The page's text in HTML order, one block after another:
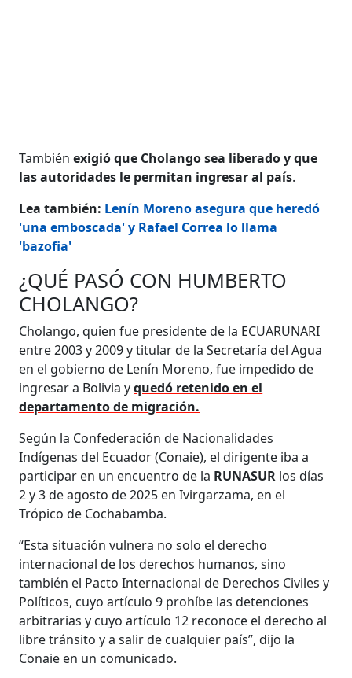
Tambiénexigió que Cholango sea liberado y que
las autoridades le permitan ingresar al país.
Lea también: Lenín Moreno asegura que heredó
'una emboscada' y Rafael Correa lo llama
'bazofia'
¿QUÉ PASÓ CON HUMBERTO
CHOLANGO?
Cholango, quien fue presidente de la ECUARUNARI
entre 2003 y 2009 y titular de la Secretaría del Agua
en el gobierno de Lenín Moreno, fue impedido de
ingresar a Bolivia yquedó retenido en el
departamento de migración.
Según la Confederación de Nacionalidades
Indígenas del Ecuador (Conaie), el dirigente iba a
participar en un encuentro de la RUNASUR los días
2 y 3 de agosto de 2025 en Ivirgarzama, en el
Trópico de Cochabamba.
“Esta situación vulnera no solo el derecho
internacional de los derechos humanos, sino
también el Pacto Internacional de Derechos Civiles y
Políticos, cuyo artículo 9 prohíbe las detenciones
arbitrarias y cuyo artículo 12 reconoce el derecho al
libre tránsito y a salir de cualquier país”, dijo la
Conaie en un comunicado.